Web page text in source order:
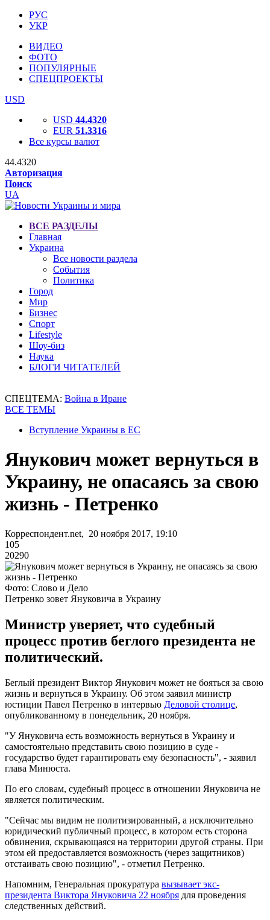
РУС
УКР
ВИДЕО
ФОТО
ПОПУЛЯРНЫЕ
СПЕЦПРОЕКТЫ
USD
USD 44.4320
EUR 51.3316
Все курсы валют
44.4320
Авторизация
Поиск
UA
ВСЕ РАЗДЕЛЫ
Главная
Украина
Все новости раздела
События
Политика
Город
Мир
Бизнес
Спорт
Lifestyle
Шоу-биз
Наука
БЛОГИ ЧИТАТЕЛЕЙ
СПЕЦТЕМА: Война в Иране
ВСЕ ТЕМЫ
Вступление Украины в ЕС
Янукович может вернуться в
Украину, не опасаясь за свою
жизнь - Петренко
Корреспондент.net, 20 ноября 2017, 19:10
105
20290
Фото: Слово и Дело
Петренко зовет Януковича в Украину
Министр уверяет, что судебный
процесс против беглого президента не
политический.
Беглый президент Виктор Янукович может не бояться за свою
жизнь и вернуться в Украину. Об этом заявил министр
юстиции Павел Петренко в интервью Деловой столице,
опубликованному в понедельник, 20 ноября.
"У Януковича есть возможность вернуться в Украину и
самостоятельно представить свою позицию в суде -
государство будет гарантировать ему безопасность", - заявил
глава Минюста.
По его словам, судебный процесс в отношении Януковича не
является политическим.
"Сейчас мы видим не политизированный, а исключительно
юридический публичный процесс, в котором есть сторона
обвинения, скрывающаяся на территории другой страны. При
этом ей предоставляется возможность (через защитников)
отстаивать свою позицию", - отметил Петренко.
Напомним, Генеральная прокуратура вызывает экс-
президента Виктора Януковича 22 ноября для проведения
следственных действий.